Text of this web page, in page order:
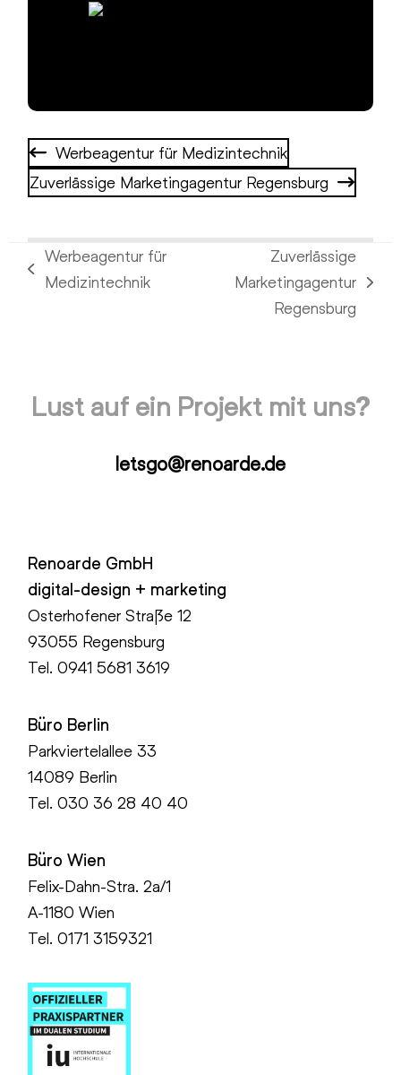
Werbeagentur für Medizintechnik
Zuverlässige Marketingagentur Regensburg
vorheriger
Werbeagentur für
Medizintechnik
Nächster
Zuverlässige
Marketingagentur
Regensburg
Lust auf ein Projekt mit uns?
letsgo@renoarde.de
Renoarde GmbH
digital-design + marketing
Osterhofener Straße 12
93055 Regensburg
Tel.0941 5681 3619
Büro Berlin
Parkviertelallee 33
14089 Berlin
Tel.030 36 28 40 40
Büro Wien
Felix-Dahn-Stra. 2a/1
A-1180 Wien
Tel. 0171 3159321